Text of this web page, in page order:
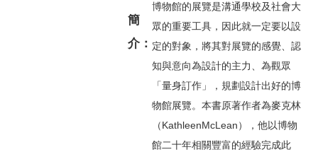
簡
介：
博物館的展覽是溝通學校及社會大
眾的重要工具，因此就一定要以設
定的對象，將其對展覽的感覺、認
知與意向為設計的主力、為觀眾
「量身訂作」，規劃設計出好的博
物館展覽。本書原著作者為麥克林
（KathleenMcLean），他以博物
館二十年相關豐富的經驗完成此